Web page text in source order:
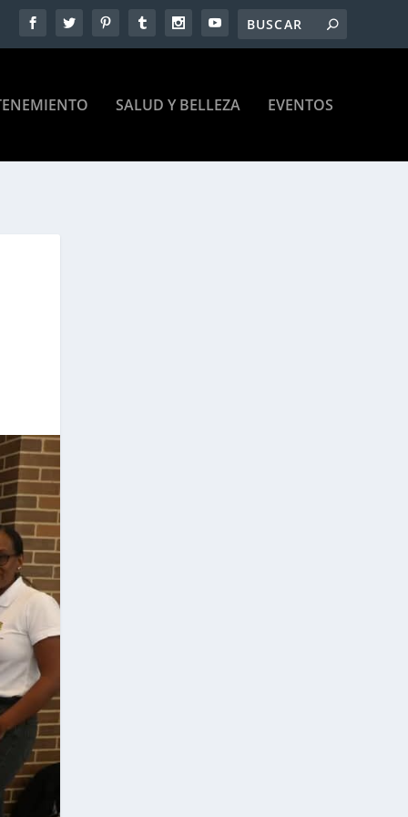
SALUD Y BELLEZA EVENTOS